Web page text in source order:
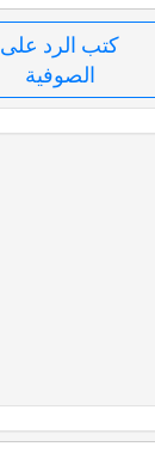
كتب الرد على
الصوفية